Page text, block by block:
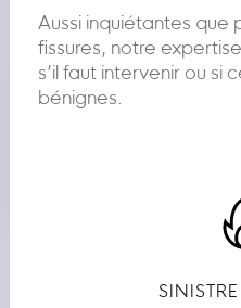
Aussi inquiétantes que
fissures, notre
s’il faut intervenir ou si
bénignes.